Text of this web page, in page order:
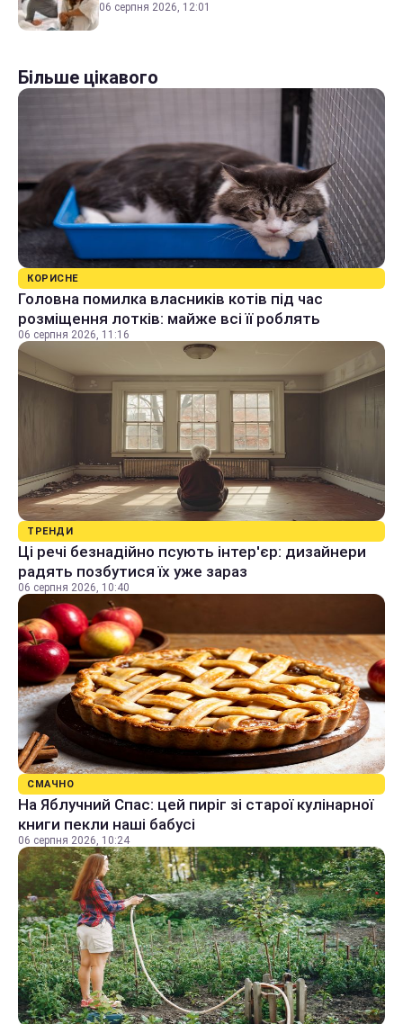
06 серпня 2026, 12:01
Більше цікавого
КОРИСНЕ
Головна помилка власників котів під час
розміщення лотків: майже всі її роблять
06 серпня 2026, 11:16
ТРЕНДИ
Ці речі безнадійно псують інтер'єр: дизайнери
радять позбутися їх уже зараз
06 серпня 2026, 10:40
СМАЧНО
На Яблучний Спас: цей пиріг зі старої кулінарної
книги пекли наші бабусі
06 серпня 2026, 10:24